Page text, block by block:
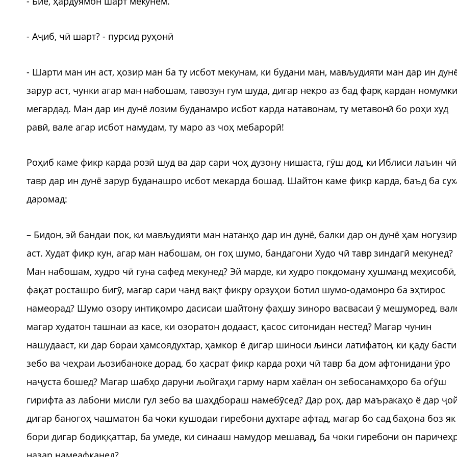
- Аҷиб, чӣ шарт? - пурсид руҳонӣ
- Шарти ман ин аст, ҳозир ман ба ту исбот мекунам, ки будани ман, мављудияти ман дар ин
зарур аст, чунки агар ман набошам, тавозун гум шуда, дигар некро аз бад фарқ кардан
мегардад. Ман дар ин дунё лозим буданамро исбот карда натавонам, ту метавонӣ бо роҳи худ
равӣ, вале агар исбот намудам, ту маро аз чоҳ мебарорӣ!
Роҳиб каме фикр карда розӣ шуд ва дар сари чоҳ дузону нишаста, гӯш дод, ки Иблиси лаъин чӣ
тавр дар ин дунё зарур буданашро исбот мекарда бошад. Шайтон каме фикр карда, баъд ба
даромад:
– Бидон, эй бандаи пок, ки мављудияти ман натанҳо дар ин дунё, балки дар он дунё ҳам ногузир
аст. Худат фикр кун, агар ман набошам, он гоҳ шумо, бандагони Худо чӣ тавр зиндагӣ мекунед?
Ман набошам, худро чӣ гуна сафед мекунед? Эй марде, ки худро покдоману ҳушманд меҳисобӣ,
фақат росташро бигӯ, магар сари чанд вақт фикру орзуҳои ботил шумо-одамонро ба эҳтирос
намеорад? Шумо озору интиқомро дасисаи шайтону фаҳшу зиноро васвасаи ӯ мешуморед,
магар худатон ташнаи аз касе, ки озоратон додааст, қасос ситонидан нестед? Магар чунин
нашудааст, ки дар бораи ҳамсоядухтар, ҳамкор ё дигар шиноси љинси латифатон, ки қаду басти
зебо ва чеҳраи љозибаноке дорад, бо ҳасрат фикр карда роҳи чӣ тавр ба дом афтонидани ӯро
наҷуста бошед? Магар шабҳо даруни љойгаҳи гарму нарм хаёлан он зебосанамҳоро ба оѓӯш
гирифта аз лабони мисли гул зебо ва шаҳдбораш намебӯсед? Дар роҳ, дар маъракаҳо ё дар
дигар баногоҳ чашматон ба чоки кушодаи гиребони духтаре афтад, магар бо сад баҳона боз як
бори дигар бодиққаттар, ба умеде, ки синааш намудор мешавад, ба чоки гиребони он